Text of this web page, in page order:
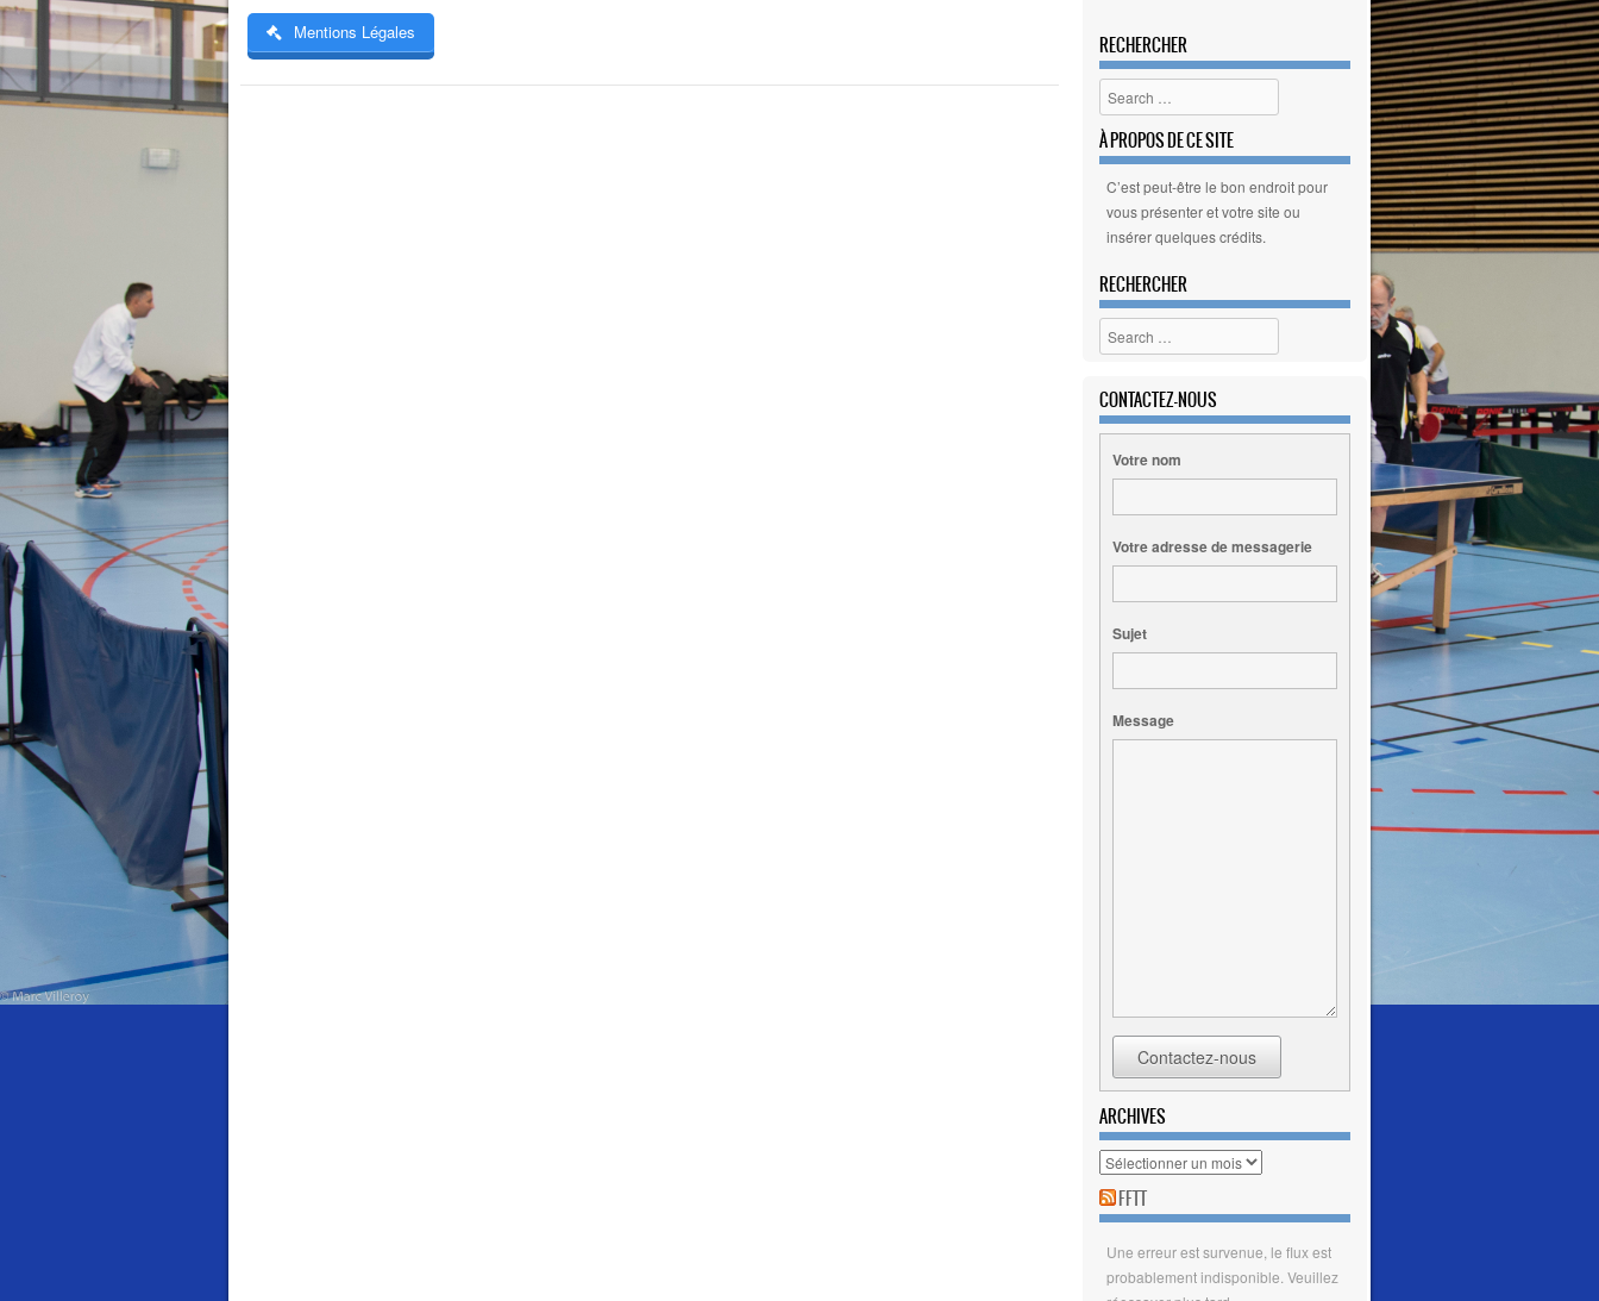
Mentions Légales
RECHERCHER
Search
À PROPOS DE CE SITE
C’est peut-être le bon endroit pour
vous présenter et votre site ou
insérer quelques crédits.
RECHERCHER
Search
CONTACTEZ-NOUS
Votre nom
Votre adresse de messagerie
Sujet
Message
Contactez-nous
ARCHIVES
Archives
FFTT
Une erreur est survenue, le flux est
probablement indisponible. Veuillez